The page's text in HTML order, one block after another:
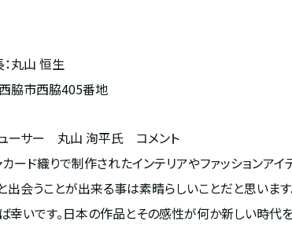
丸山 恒生
脇市西脇405番地
ューサー 丸山 洵平氏 コメント
カード織りで制作されたインテリアやファッション
出会うことが出来る事は素晴らしいことだと思いま
幸いです。日本の作品とその感性が何か新しい時代を